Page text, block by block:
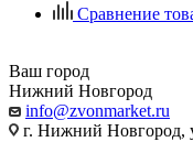
Сравнение
Ваш город
Нижний Новгород
info@zvonmarket.ru
г. Нижний Новгород,